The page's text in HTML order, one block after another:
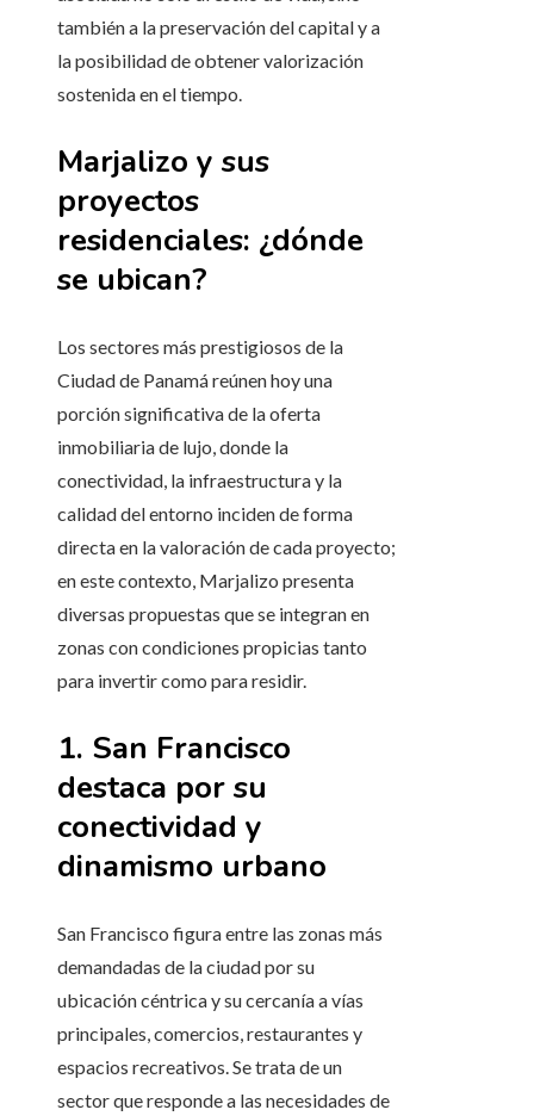
también a la preservación del capital y a
la posibilidad de obtener valorización
sostenida en el tiempo.
Marjalizo y sus
proyectos
residenciales: ¿dónde
se ubican?
Los sectores más prestigiosos de la
Ciudad de Panamá reúnen hoy una
porción significativa de la oferta
inmobiliaria de lujo, donde la
conectividad, la infraestructura y la
calidad del entorno inciden de forma
directa en la valoración de cada proyecto;
en este contexto, Marjalizo presenta
diversas propuestas que se integran en
zonas con condiciones propicias tanto
para invertir como para residir.
1. San Francisco
destaca por su
conectividad y
dinamismo urbano
San Francisco figura entre las zonas más
demandadas de la ciudad por su
ubicación céntrica y su cercanía a vías
principales, comercios, restaurantes y
espacios recreativos. Se trata de un
sector que responde a las necesidades de